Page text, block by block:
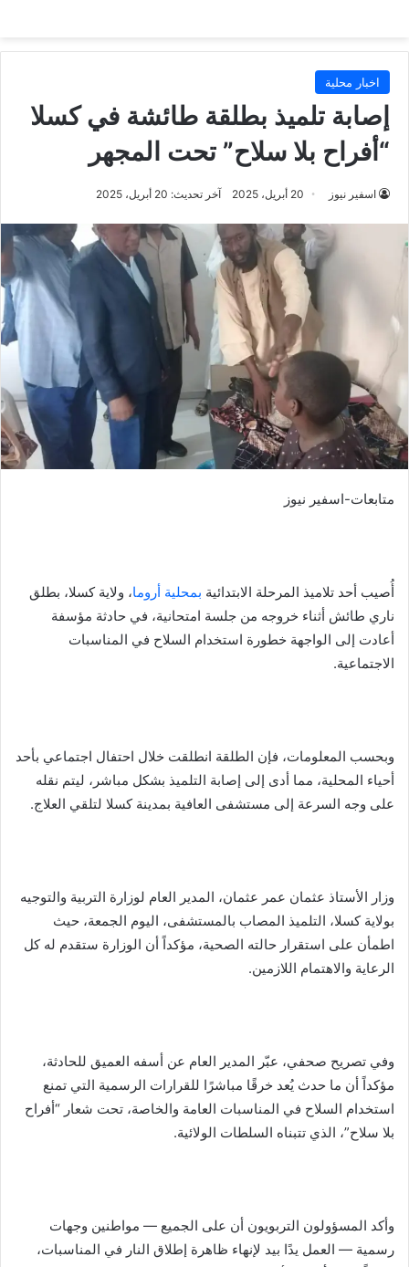
اخبار محلية
إصابة تلميذ بطلقة طائشة في كسلا
“أفراح بلا سلاح” تحت المجهر
اسفير نيوز 20 أبريل، 2025 آخر تحديث: 20 أبريل، 2025
متابعات-اسفير نيوز
أُصيب أحد تلاميذ المرحلة الابتدائية بمحلية أروما، ولاية كسلا، بطلق
ناري طائش أثناء خروجه من جلسة امتحانية، في حادثة مؤسفة
أعادت إلى الواجهة خطورة استخدام السلاح في المناسبات
الاجتماعية.
وبحسب المعلومات، فإن الطلقة انطلقت خلال احتفال اجتماعي بأحد
أحياء المحلية، مما أدى إلى إصابة التلميذ بشكل مباشر، ليتم نقله
على وجه السرعة إلى مستشفى العافية بمدينة كسلا لتلقي العلاج.
وزار الأستاذ عثمان عمر عثمان، المدير العام لوزارة التربية والتوجيه
بولاية كسلا، التلميذ المصاب بالمستشفى، اليوم الجمعة، حيث
اطمأن على استقرار حالته الصحية، مؤكداً أن الوزارة ستقدم له كل
الرعاية والاهتمام اللازمين.
وفي تصريح صحفي، عبّر المدير العام عن أسفه العميق للحادثة،
مؤكداً أن ما حدث يُعد خرقًا مباشرًا للقرارات الرسمية التي تمنع
استخدام السلاح في المناسبات العامة والخاصة، تحت شعار “أفراح
بلا سلاح”، الذي تتبناه السلطات الولائية.
وأكد المسؤولون التربويون أن على الجميع — مواطنين وجهات
رسمية — العمل يدًا بيد لإنهاء ظاهرة إطلاق النار في المناسبات،